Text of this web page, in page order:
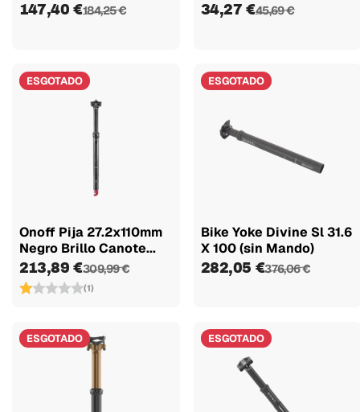
147,40 €184,25 € 34,27 €45,69 €
ESGOTADO
Onoff Pija 27.2x110mm
Negro Brillo Canote...
213,89 €309,99 €
(1)
ESGOTADO
Bike Yoke Divine Sl 31.6
X 100 (sin Mando)
282,05 €376,06 €
ESGOTADO ESGOTADO